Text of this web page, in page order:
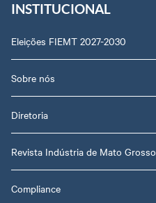
INSTITUCIONAL
Eleições FIEMT 2027-2030
Sobre nós
Diretoria
Revista Indústria de Mato Grosso
Compliance